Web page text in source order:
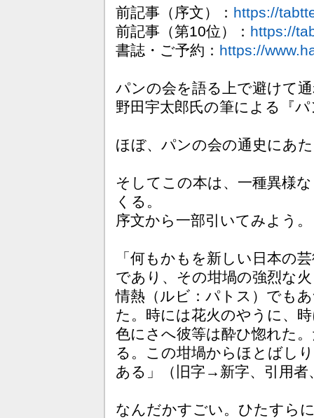
前記事（序文）： https://
前記事（第10位）： https://
書誌・ご予約： https://
パンの会を語る上で避けて
野田宇太郎氏の筆による『
ほぼ、パンの会の通史にあ
そしてこの本は、一種異様
くる。
序文から一部引いてみよう。
「何もかもを新しい日本の
であり、その坩堝の強烈な
情熱（ルビ：パトス）でも
た。時には花火のやうに、
色にさへ彼等は酔ひ惚れた
る。この坩堝からほとばし
ある」（旧字→新字、引用者
なんだかすごい。ひたすら